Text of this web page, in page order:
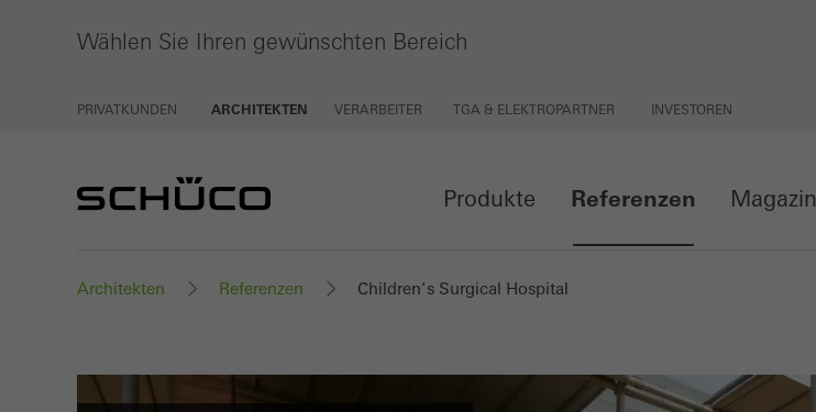
Wählen Sie Ihren gewünschten Bereich
PRIVATKUNDEN ARCHITEKTEN VERARBEITER TGA & ELEKTROPARTNER INVESTOREN
Produkte Referenzen Magazin
Architekten Referenzen Children’s Surgical Hospital